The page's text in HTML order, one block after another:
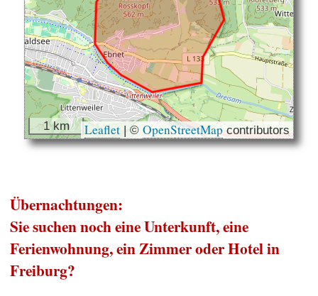
1 km Leaflet | © OpenStreetMapcontributors
Übernachtungen:
Sie suchen noch eine Unterkunft, eine
Ferienwohnung, ein Zimmer oder Hotel in
Freiburg?